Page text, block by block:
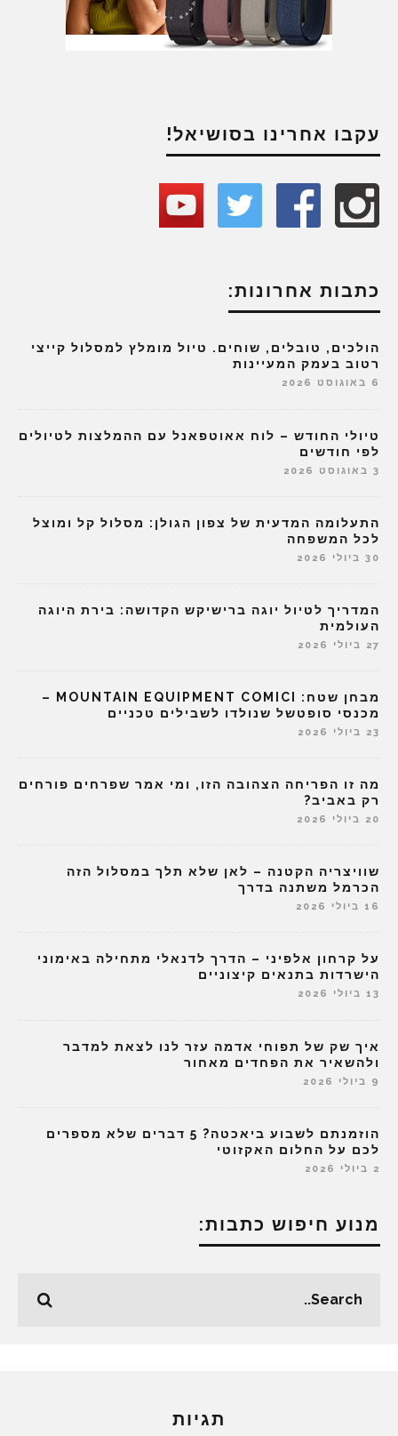
עקבו אחרינו בסושיאל!
כתבות אחרונות:
הולכים, טובלים, שוחים. טיול מומלץ למסלול קייצי
רטוב בעמק המעיינות
6 באוגוסט 2026
טיולי החודש – לוח אאוטפאנל עם ההמלצות לטיולים
לפי חודשים
3 באוגוסט 2026
התעלומה המדעית של צפון הגולן: מסלול קל ומוצל
לכל המשפחה
30 ביולי 2026
המדריך לטיול יוגה ברישיקש הקדושה: בירת היוגה
העולמית
27 ביולי 2026
מבחן שטח: MOUNTAIN EQUIPMENT COMICI –
מכנסי סופטשל שנולדו לשבילים טכניים
23 ביולי 2026
מה זו הפריחה הצהובה הזו, ומי אמר שפרחים פורחים
רק באביב?
20 ביולי 2026
שוויצריה הקטנה – לאן שלא תלך במסלול הזה
הכרמל משתנה בדרך
16 ביולי 2026
על קרחון אלפיני – הדרך לדנאלי מתחילה באימוני
הישרדות בתנאים קיצוניים
13 ביולי 2026
איך שק של תפוחי אדמה עזר לנו לצאת למדבר
ולהשאיר את הפחדים מאחור
9 ביולי 2026
הוזמנתם לשבוע ביאכטה? 5 דברים שלא מספרים
לכם על החלום האקזוטי
2 ביולי 2026
מנוע חיפוש כתבות:
תגיות